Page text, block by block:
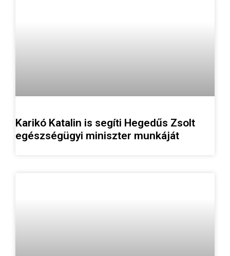
Karikó Katalin is segíti Hegedűs Zsolt
egészségügyi miniszter munkáját